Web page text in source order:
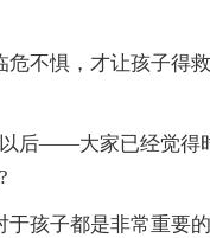
不惧，才让孩子得救
后――大家已经觉得
孩子都是非常重要